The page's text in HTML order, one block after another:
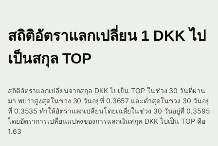
สถิติอัตราแลกเปลี่ยน 1 DKK ไป
เป็นสกุล TOP
สถิติอัตราแลกเปลี่ยนจากสกุล DKK ไปเป็น TOP ในช่วง 30 วันที่ผ่าน
มา พบว่าสูงสุดในช่วง 30 วันอยู่ที่ 0.3657 และต่ำสุดในช่วง 30 วันอยู่
ที่ 0.3535 ทำให้อัตราแลกเปลี่ยนโดยเฉลี่ยในช่วง 30 วันอยู่ที่ 0.3595
โดยอัตราการเปลี่ยนแปลงของการแลกเงินสกุล DKK ไปเป็น TOP คือ
1.63